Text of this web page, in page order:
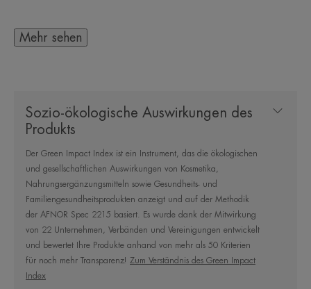
Das TRIO von Aktivstoffen auf der Basis von
Restruktieren und intensiv zu nähren.
Sie hilft dabei, das Jugenddreiecke neu zu
definieren.
Ihre feine, schmelzende Textur ist eine galenische
Meisterleistung, die 24 Stunden lang Feuchtigkeit
spendet und ein unsichtbares, leuchtendes Finish für
eine angenehme Haut bietet.
Mehr sehen
Sozio-ökologische Auswirkungen des
Produkts
Der Green Impact Index ist ein Instrument, das die ökologischen
und gesellschaftlichen Auswirkungen von Kosmetika,
Nahrungsergänzungsmitteln sowie Gesundheits- und
Familiengesundheitsprodukten anzeigt und auf der Methodik
der AFNOR Spec 2215 basiert. Es wurde dank der Mitwirkung
von 22 Unternehmen, Verbänden und Vereinigungen entwickelt
und bewertet Ihre Produkte anhand von mehr als 50 Kriterien
für noch mehr Transparenz! Zum Verständnis des Green Impact
Index